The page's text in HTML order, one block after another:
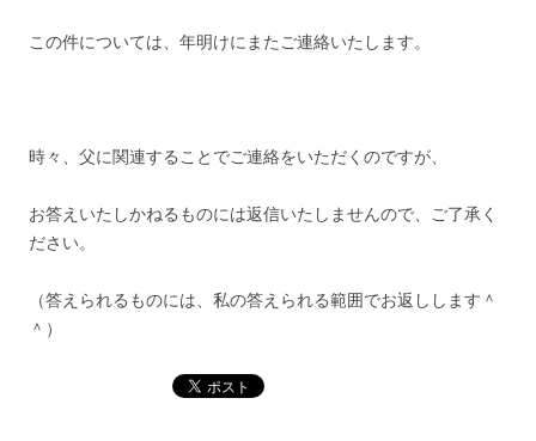
この件については、年明けにまたご連絡いたします。
時々、父に関連することでご連絡をいただくのですが、
お答えいたしかねるものには返信いたしませんので、ご了承く
ださい。
（答えられるものには、私の答えられる範囲でお返しします＾
＾）